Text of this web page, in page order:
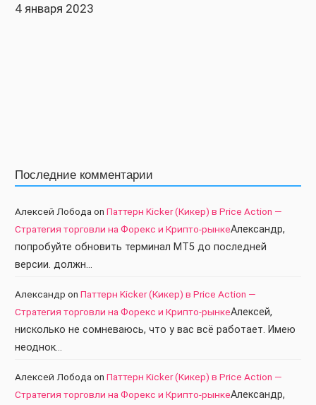
4 января 2023
Последние комментарии
Алексей Лобода on Паттерн Kicker (Кикер) в Price Action —
Стратегия торговли на Форекс и Крипто-рынкеАлександр,
попробуйте обновить терминал МТ5 до последней
версии. должн…
Александр on Паттерн Kicker (Кикер) в Price Action —
Стратегия торговли на Форекс и Крипто-рынкеАлексей,
нисколько не сомневаюсь, что у вас всё работает. Имею
неоднок…
Алексей Лобода on Паттерн Kicker (Кикер) в Price Action —
Стратегия торговли на Форекс и Крипто-рынкеАлександр,